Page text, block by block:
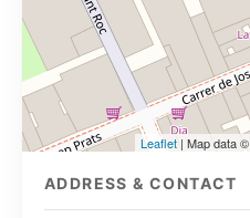
Leaflet | Map data ©
ADDRESS & CONTACT